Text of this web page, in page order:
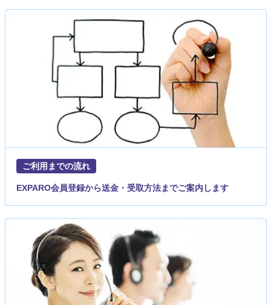
ご利用までの流れ
EXPARO会員登録から送金・受取方法までご案内します